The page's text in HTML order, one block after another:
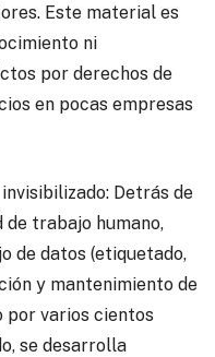
Este material es
ni
por derechos de
en pocas empresas
Detrás de
de trabajo humano,
de datos (etiquetado,
y mantenimiento de
por varios cientos
se desarrolla